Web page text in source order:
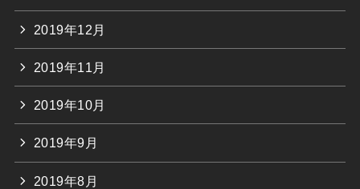
2019年12月
2019年11月
2019年10月
2019年9月
2019年8月